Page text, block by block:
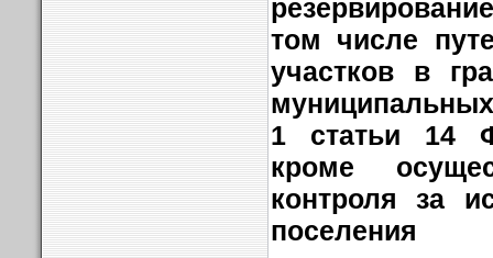
том числе
участков в
1 статьи 14
кроме
контроля за
поселения